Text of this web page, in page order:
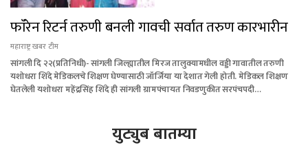
फाॅरेन रिटर्न तरुणी बनली गावची सर्वात तरुण कारभारीन
महाराष्ट्र खबर टीम
सांगली दि २२(प्रतिनिधी)- सांगली जिल्ह्यातील मिरज तालुक्यामधील वड्डी गावातील तरुणी
यशोधरा शिंदे मेडिकलचे शिक्षण घेण्यासाठी जॉर्जिया या देशात गेली होती. मेडिकल शिक्षण
घेतलेली यशोधरा महेंद्रसिंह शिंदे ही सांगली ग्रामपंचायत निवडणुकीत सरपंचपदी…
युट्युब बातम्या